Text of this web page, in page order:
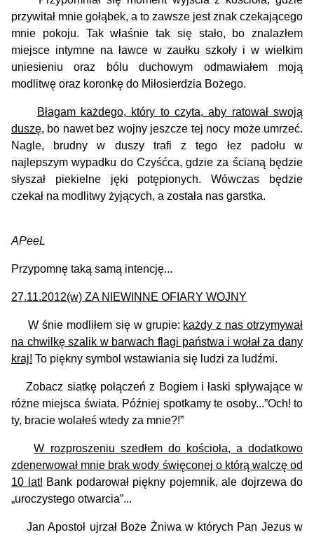
przywitał mnie gołąbek, a to zawsze jest znak czekającego
mnie pokoju. Tak właśnie tak się stało, bo znalazłem
miejsce intymne na ławce w zaułku szkoły i w wielkim
uniesieniu oraz bólu duchowym odmawiałem moją
modlitwę oraz koronkę do Miłosierdzia Bożego.
Błagam każdego, który to czyta, aby ratował swoją
duszę, bo nawet bez wojny jeszcze tej nocy może umrzeć.
Nagle, brudny w duszy trafi z tego łez padołu w
najlepszym wypadku do Czyśćca, gdzie za ścianą będzie
słyszał piekielne jęki potępionych. Wówczas będzie
czekał na modlitwy żyjących, a została nas garstka.
APeeL
Przypomnę taką samą intencję...
27.11.2012(w) ZA NIEWINNE OFIARY WOJNY
W śnie modliłem się w grupie: każdy z nas otrzymywał
na chwilkę szalik w barwach flagi państwa i wołał za dany
kraj! To piękny symbol wstawiania się ludzi za ludźmi.
Zobacz siatkę połączeń z Bogiem i łaski spływające w
różne miejsca świata. Później spotkamy te osoby...”Och! to
ty, bracie wolałeś wtedy za mnie?!”
W rozproszeniu szedłem do kościoła, a dodatkowo
zdenerwował mnie brak wody święconej o którą walczę od
10 lat! Bank podarował piękny pojemnik, ale dojrzewa do
„uroczystego otwarcia”...
Jan Apostoł ujrzał Boże Żniwa w których Pan Jezus w